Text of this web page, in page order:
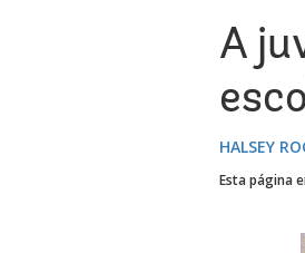
A
HALSEY
Esta página